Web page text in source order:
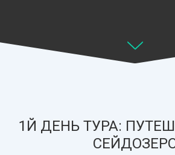
1Й ДЕНЬ ТУРА: